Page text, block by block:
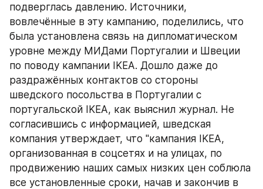
подверглась давлению. Источники,
вовлечённые в эту кампанию, поделились, что
была установлена связь на дипломатическом
уровне между МИДами Португалии и Швеции
по поводу кампании IKEA. Дошло даже до
раздражённых контактов со стороны
шведского посольства в Португалии с
португальской IKEA, как выяснил журнал. Не
согласившись с информацией, шведская
компания утверждает, что "кампания IKEA,
организованная в соцсетях и на улицах, по
продвижению наших самых низких цен соблюла
все установленные сроки, начав и закончив в